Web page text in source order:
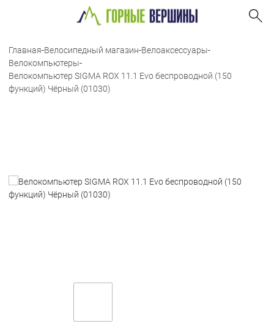
Главная-Велосипедный магазин-Велоаксессуары-
Велокомпьютеры-
Велокомпьютер SIGMA ROX 11.1 Evo беспроводной (150
функций) Чёрный (01030)